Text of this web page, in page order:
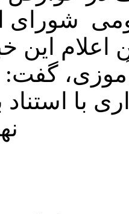
شورای
این
گفت: